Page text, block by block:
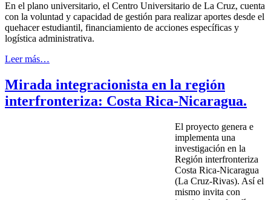
En el plano universitario, el Centro Universitario de La Cruz, cuenta
con la voluntad y capacidad de gestión para realizar aportes desde el
quehacer estudiantil, financiamiento de acciones específicas y
logística administrativa.
Leer más…
Mirada integracionista en la región
interfronteriza: Costa Rica-Nicaragua.
El proyecto genera e
implementa una
investigación en la
Región interfronteriza
Costa Rica-Nicaragua
(La Cruz-Rivas). Así el
mismo invita con